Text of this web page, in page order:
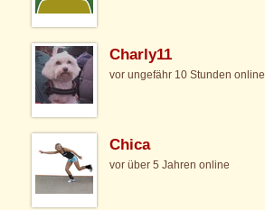
Charly11
vor ungefähr 10 Stunden online
Chica
vor über 5 Jahren online